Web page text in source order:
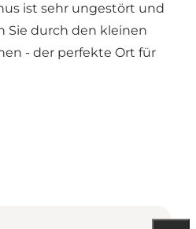
ist sehr ungestört und
Sie durch den kleinen
- der perfekte Ort für